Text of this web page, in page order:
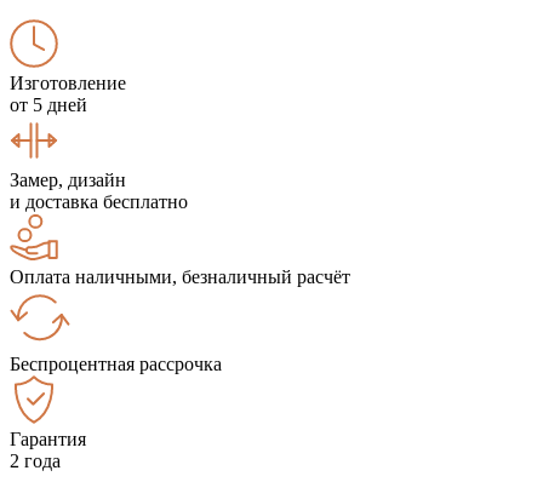
Изготовление
от 5 дней
Замер, дизайн
и доставка бесплатно
Оплата наличными, безналичный расчёт
Беспроцентная рассрочка
Гарантия
2 года